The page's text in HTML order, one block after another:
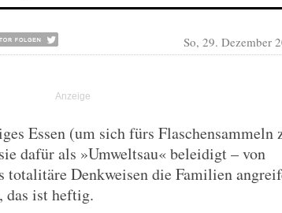
So, 29. Dezember
Essen (um sich fürs Flaschensammeln
dafür als »Umweltsau« beleidigt – von
Denkweisen die Familien
das ist heftig.